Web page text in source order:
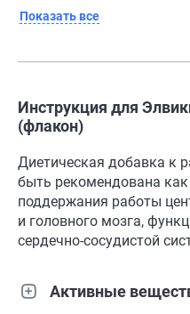
Показать все
Инструкция для
(флакон)
Диетическая добавка к
быть рекомендована
поддержания работы
и головного мозга,
сердечно-сосудистой
Активные